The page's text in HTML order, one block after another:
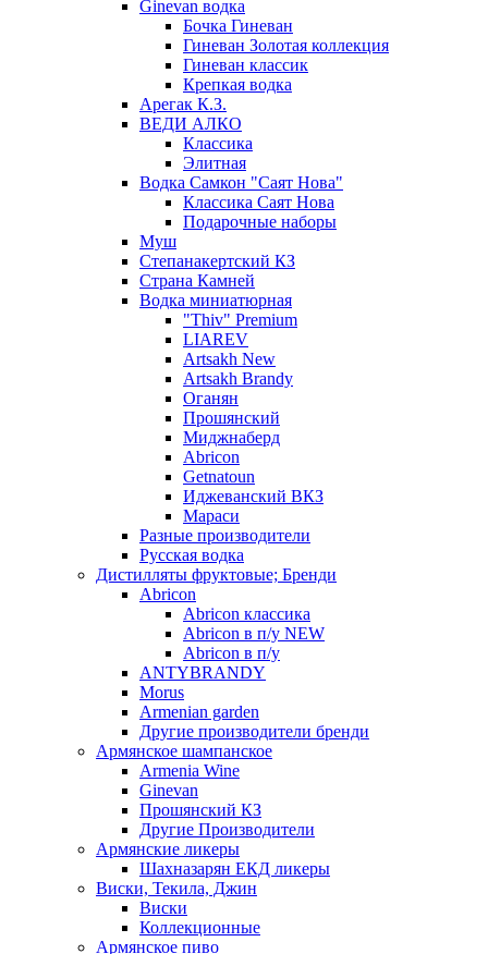
Ginevan водка
Бочка Гиневан
Гиневан Золотая коллекция
Гиневан классик
Крепкая водка
Арегак К.З.
ВЕДИ АЛКО
Классика
Элитная
Водка Самкон "Саят Нова"
Классика Саят Нова
Подарочные наборы
Муш
Степанакертский КЗ
Страна Камней
Водка миниатюрная
"Thiv" Premium
LIAREV
Artsakh New
Artsakh Brandy
Оганян
Прошянский
Миджнаберд
Abricon
Getnatoun
Иджеванский ВКЗ
Мараси
Разные производители
Русская водка
Дистилляты фруктовые; Бренди
Abricon
Abricon классика
Abricon в п/у NEW
Abricon в п/у
ANTYBRANDY
Morus
Armenian garden
Другие производители бренди
Армянское шампанское
Armenia Wine
Ginevan
Прошянский КЗ
Другие Производители
Армянские ликеры
Шахназарян ЕКД ликеры
Виски, Текила, Джин
Виски
Коллекционные
Армянское пиво